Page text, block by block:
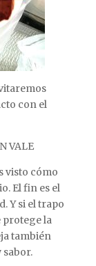
con el
VALE
visto cómo
El fin es el
Y si el trapo
protege la
también
sabor.